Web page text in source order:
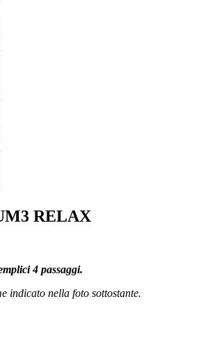
RELAX
4 passaggi.
indicato nella foto sottostante.